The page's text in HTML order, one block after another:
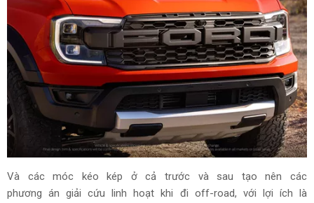
Và các móc kéo kép ở cả trước và sau tạo nên các
phương án giải cứu linh hoạt khi đi off-road, với lợi ích là